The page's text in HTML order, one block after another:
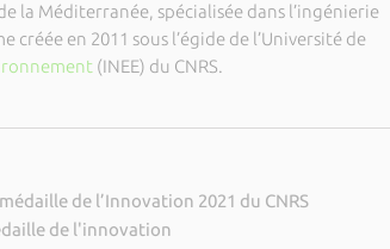
la Méditerranée, spécialisée dans l’ingénierie
en 2011 sous l’égide de l’Université de
(INEE) du CNRS.
de l’Innovation 2021 du CNRS
de l'innovation